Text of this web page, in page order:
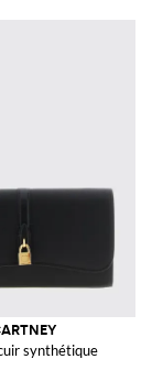
synthétique